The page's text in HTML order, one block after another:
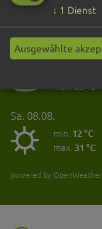
Wetter
Fr. 07.08.
max.28 °C
Sa. 08.08.
min. 12 °C
max.31 °C
powered by OpenWeather
↓ 1 Dienst
Ausgewählte